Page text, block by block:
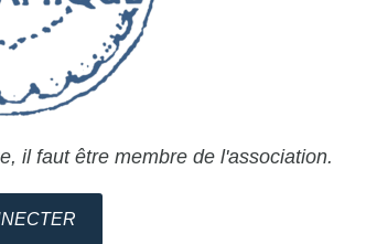
il faut être membre de l'association.